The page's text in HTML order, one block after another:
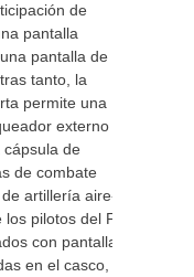
de
pantalla
pantalla de
tanto, la
permite una
externo o
cápsula de
de combate
artillería aire-
pilotos del F-
con pantallas
en el casco, lo